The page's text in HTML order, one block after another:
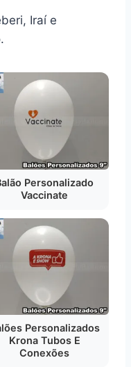
Iraí e
Personalizado
Vaccinate
Personalizados
Krona Tubos E
Conexões